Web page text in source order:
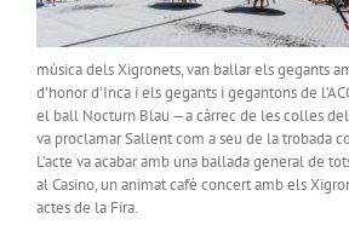
música dels Xigronets, van ballar els gegants
d’honor d’Inca i els gegants i gegantons de
el ball Nocturn Blau —a càrrec de les colles
va proclamar Sallent com a seu de la trobada
L’acte va acabar amb una ballada general de
al Casino, un animat cafè concert amb els
actes de la Fira.